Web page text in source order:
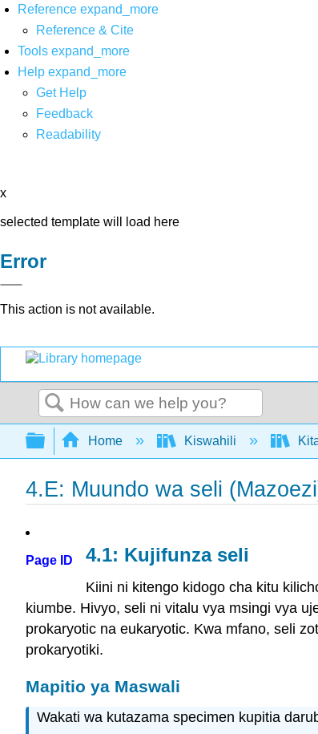
Reference expand_more
Reference & Cite
Tools expand_more
Help expand_more
Get Help
Feedback
Readability
x
selected template will load here
Error
This action is not available.
Search
Expand/collapse global
Home Kiswahili
4.E: Muundo wa seli
Page ID 4.1: Kujifunza seli
Kiini ni kitengo kidogo cha kitu
kiumbe. Hivyo, seli ni vitalu vya msingi vya
prokaryotic na eukaryotic. Kwa mfano, seli
prokaryotiki.
Mapitio ya Maswali
Wakati wa kutazama specimen kupitia